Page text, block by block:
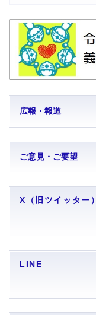
広報・報道
ご意見・ご要望
X（旧ツイッター）
LINE